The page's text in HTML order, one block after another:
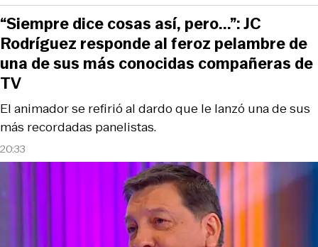
20:33
El animador se refirió al dardo que le lanzó una de sus
más recordadas panelistas.
“Siempre dice cosas así, pero...”: JC
Rodríguez responde al feroz pelambre de
una de sus más conocidas compañeras de
TV